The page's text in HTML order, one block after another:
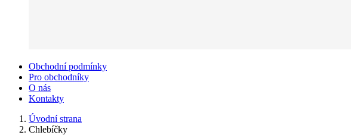
Obchodní podmínky
Pro obchodníky
O nás
Kontakty
Úvodní strana
Chlebíčky